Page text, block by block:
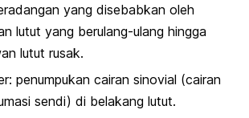
yang disebabkan oleh
lutut yang berulang-ulang hingga
lutut rusak.
penumpukan cairan sinovial (cairan
sendi) di belakang lutut.